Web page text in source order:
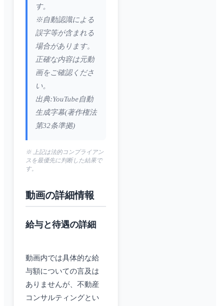
す。
※自動認識による
誤字等が含まれる
場合があります。
正確な内容は元動
画をご確認くださ
い。
出典:YouTube自動
生成字幕(著作権法
第32条準拠)
※ 上記は法的コンプライアン
スを最優先に判断した結果で
す。
動画の詳細情報
給与と待遇の詳細
動画内では具体的な給
与額についての言及は
ありませんが、不動産
コンサルティングとい